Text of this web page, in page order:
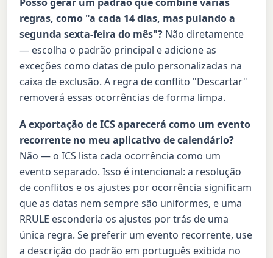
regras, como "a cada 14 dias, mas pulando a
segunda sexta-feira do mês"? Não diretamente
— escolha o padrão principal e adicione as
exceções como datas de pulo personalizadas na
caixa de exclusão. A regra de conflito "Descartar"
removerá essas ocorrências de forma limpa.
A exportação de ICS aparecerá como um evento
recorrente no meu aplicativo de calendário?
Não — o ICS lista cada ocorrência como um
evento separado. Isso é intencional: a resolução
de conflitos e os ajustes por ocorrência significam
que as datas nem sempre são uniformes, e uma
RRULE esconderia os ajustes por trás de uma
única regra. Se preferir um evento recorrente, use
a descrição do padrão em português exibida no